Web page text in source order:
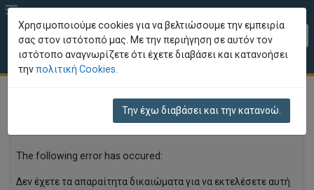
EL
Παρουσιάστηκε σφάλμα
An error has occured
The following error has occured:
Δεν έχετε τα απαραίτητα δικαιώματα για να εκτελέσετε αυτή
Χρησιμοποιούμε cookies για να βελτιώσουμε την εμπειρία
σας στον ιστότοπό μας. Με την περιήγηση σε αυτόν τον
ιστότοπο αναγνωρίζετε ότι έχετε διαβάσει και κατανοήσει
τηνπολιτική Cookies.
Την έχω διαβάσει και την κατανοώ.